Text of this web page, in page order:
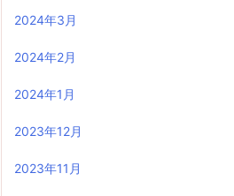
2024年3月
2024年2月
2024年1月
2023年12月
2023年11月